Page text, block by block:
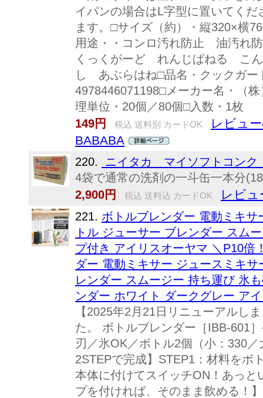
イパンの場合はL字型に置いてく
ます。□サイズ（約）・縦320×横
用途・・コンロ汚れ防止 油汚れ
くっくがーど れんじぱねる
し あぶらはね□品名・クックガ
4978446071198□メーカー名・（
理単位・20個／80個□入数・1枚
149円
税込 送料別 カードOK
レビュ
BABABA
220.
ニイタカ マイソフトコン
4袋で通常の洗剤の一斗缶一本分
2,900円
税込 送料込 カードOK レビュ
221. ボトルブレンダー 電動ミキ
トル ジューサー ブレンダー スム
プ付き アイリスオーヤマ ＼P10倍
ダー 電動ミキサー ジュースミキ
レンダー スムージー 持ち運び 氷
ンダー ホワイト ダークグレー ア
【2025年2月21日リニューアルし
た。 ボトルブレンダー［IBB-601
刃／氷OK／ボトル2個（小：330
2STEPで完成】STEP1：材料をボ
本体に付けてスイッチON！あっ
プを付ければ、そのまま飲める！